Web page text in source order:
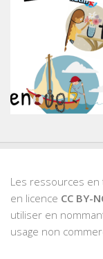
Les ressources
en licence CC BY-
utiliser en
usage non